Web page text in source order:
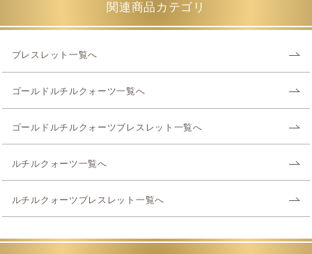
関連商品カテゴリ
ブレスレット一覧へ
ゴールドルチルクォーツ一覧へ
ゴールドルチルクォーツブレスレット一覧へ
ルチルクォーツ一覧へ
ルチルクォーツブレスレット一覧へ